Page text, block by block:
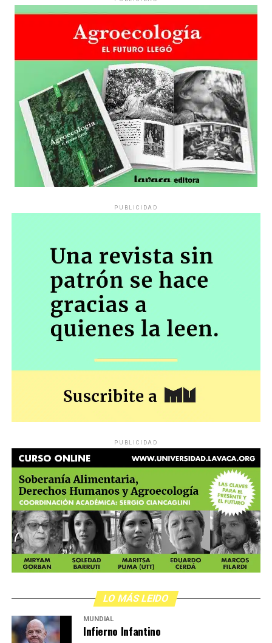
PUBLICIDAD
PUBLICIDAD
LO MÁS LEIDO
MUNDIAL
Infierno Infantino